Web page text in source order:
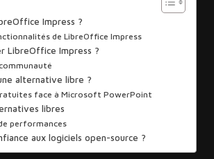
Impress ?
de LibreOffice Impress
LibreOffice Impress ?
alternative libre ?
face à Microsoft PowerPoint
libres
performances
aux logiciels open-source ?